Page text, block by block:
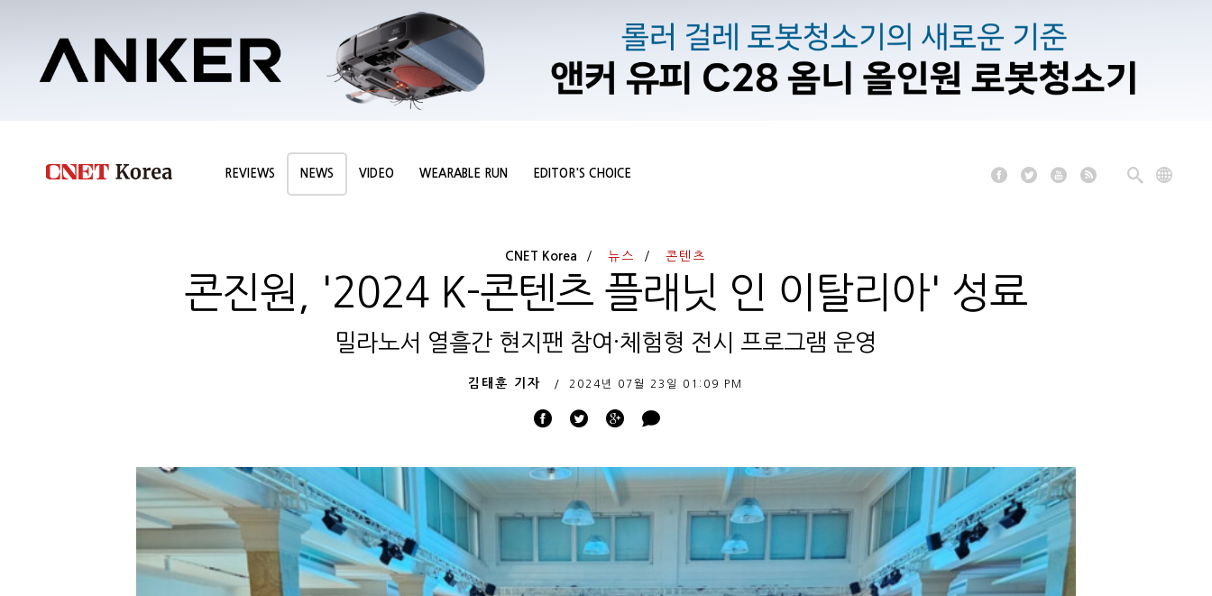
REVIEWS NEWS VIDEO WEARABLE RUN EDITOR'S CHOICE
CNET Korea 뉴스 콘텐츠
콘진원, '2024 K-콘텐츠 플래닛 인 이탈리아' 성료
밀라노서 열흘간 현지팬 참여·체험형 전시 프로그램 운영
김태훈 기자 2024년 07월 23일 01:09 PM